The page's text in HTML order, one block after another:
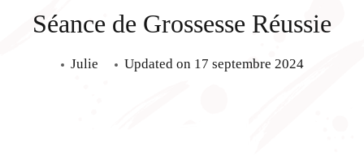
Séance de Grossesse Réussie
Julie Updated on 17 septembre 2024